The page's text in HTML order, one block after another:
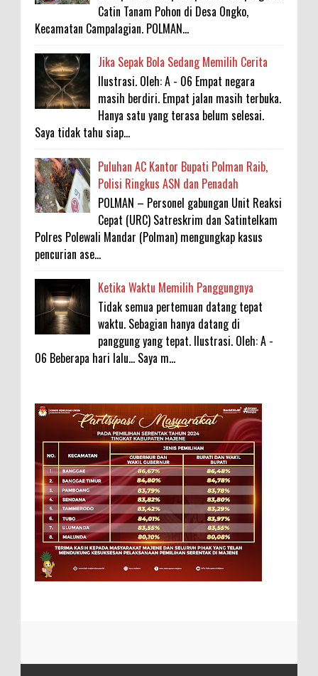
Catin Tanam Pohon di Desa Ongko,
Kecamatan Campalagian. POLMAN...
Jika Sepak Bola Sedang Memilih Cerita
Ilustrasi. Oleh: A - 06 Empat negara
masih berdiri. Empat jalan masih terbuka.
Hanya satu yang terasa belum selesai.
Saya tidak tahu siap...
Puluhan AC Kantor Bupati Polman Raib,
Polisi Ringkus ASN dan Penadah
POLMAN – Personel gabungan Unit Reaksi
Cepat (URC) Satreskrim dan Satintelkam
Polres Polewali Mandar (Polman) mengungkap kasus
pencurian ase...
Ketika Waktu Memilih Panggungnya
Tidak semua pertemuan datang tepat
waktu. Sebagian hanya datang di
panggung yang tepat. Ilustrasi. Oleh: A -
06 Beberapa hari lalu... Saya m...